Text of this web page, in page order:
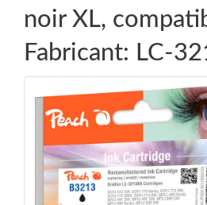
noir XL,
Fabricant: LC-